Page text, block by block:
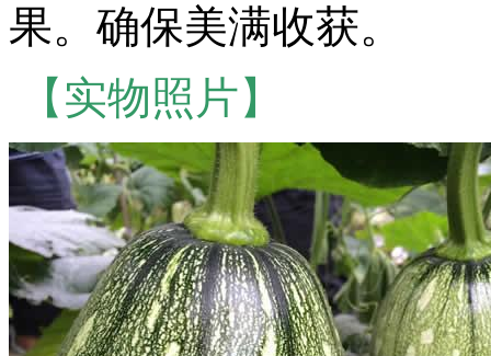
果。确保美满收获。
【实物照片】